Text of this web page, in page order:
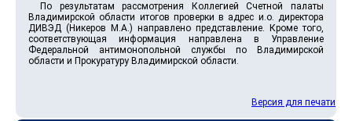
По результатам рассмотрения Коллегией Счетной палаты
Владимирской области итогов проверки в адрес и.о. директора
ДИВЭД (Никеров М.А.) направлено представление. Кроме того,
соответствующая информация направлена в Управление
Федеральной антимонопольной службы по Владимирской
области и Прокуратуру Владимирской области.
Версия для печати